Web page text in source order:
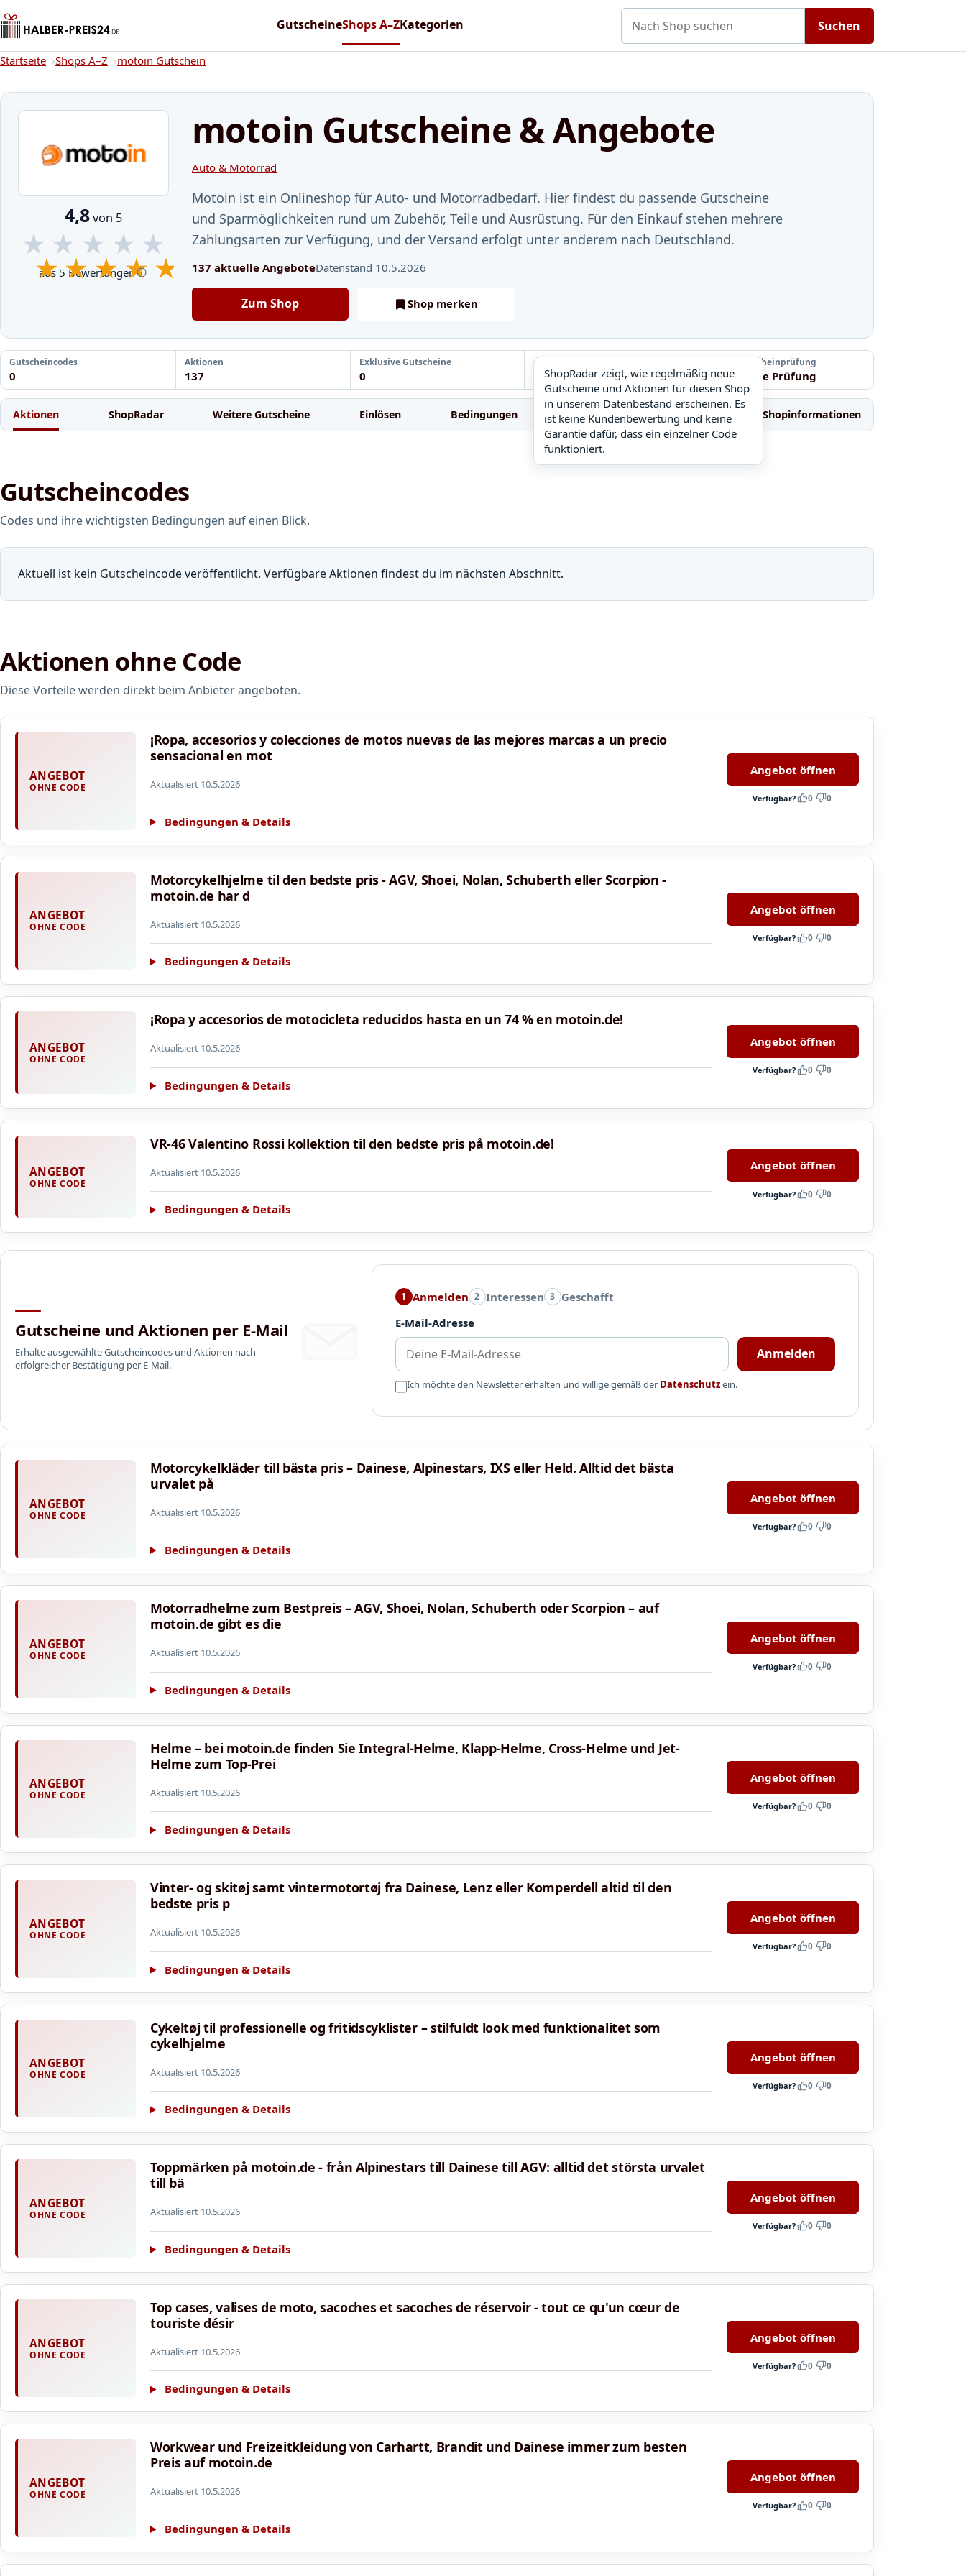
Startseite
GutscheineShops A–ZKategorien
Nach Shop suchen
Suchen
Startseite Shops A–Z motoin Gutschein
4,8von 5
★
★
★
★
★
★
★
★
★
★
aus 5 Bewertungen
motoin Gutscheine & Angebote
Auto & Motorrad
Motoin ist ein Onlineshop für Auto- und Motorradbedarf. Hier findest du passende Gutscheine
und Sparmöglichkeiten rund um Zubehör, Teile und Ausrüstung. Für den Einkauf stehen mehrere
Zahlungsarten zur Verfügung, und der Versand erfolgt unter anderem nach Deutschland.
137 aktuelle AngeboteDatenstand 10.5.2026
Zum Shop Shop merken
Gutscheincodes
0
Aktionen
137
Exklusive Gutscheine
0
ShopRadar
noch keine Daten
ShopRadar zeigt, wie regelmäßig neue
Gutscheine und Aktionen für diesen Shop
in unserem Datenbestand erscheinen. Es
ist keine Kundenbewertung und keine
Garantie dafür, dass ein einzelner Code
funktioniert.
Letzte Gutscheinprüfung
Noch keine Prüfung
Aktionen ShopRadar Weitere Gutscheine Einlösen Bedingungen FAQ Ähnliche Shops Shopinformationen
Gutscheincodes
Codes und ihre wichtigsten Bedingungen auf einen Blick.
Aktuell ist kein Gutscheincode veröffentlicht. Verfügbare Aktionen findest du im nächsten Abschnitt.
Aktionen ohne Code
Diese Vorteile werden direkt beim Anbieter angeboten.
ANGEBOT
OHNE CODE
¡Ropa, accesorios y colecciones de motos nuevas de las mejores marcas a un precio
sensacional en mot
Aktualisiert 10.5.2026
Bedingungen & Details
Angebot öffnen
Verfügbar? 0 0
ANGEBOT
OHNE CODE
Motorcykelhjelme til den bedste pris - AGV, Shoei, Nolan, Schuberth eller Scorpion -
motoin.de har d
Aktualisiert 10.5.2026
Bedingungen & Details
Angebot öffnen
Verfügbar? 0 0
ANGEBOT
OHNE CODE
¡Ropa y accesorios de motocicleta reducidos hasta en un 74 % en motoin.de!
Aktualisiert 10.5.2026
Bedingungen & Details
Angebot öffnen
Verfügbar? 0 0
ANGEBOT
OHNE CODE
VR-46 Valentino Rossi kollektion til den bedste pris på motoin.de!
Aktualisiert 10.5.2026
Bedingungen & Details
Angebot öffnen
Verfügbar? 0 0
Gutscheine und Aktionen per E-Mail
Erhalte ausgewählte Gutscheincodes und Aktionen nach
erfolgreicher Bestätigung per E-Mail.
1 Anmelden 2 Interessen 3 Geschafft
E-Mail-Adresse
Anmelden
Ich möchte den Newsletter erhalten und willige gemäß der Datenschutzein.
ANGEBOT
OHNE CODE
Motorcykelkläder till bästa pris – Dainese, Alpinestars, IXS eller Held. Alltid det bästa
urvalet på
Aktualisiert 10.5.2026
Bedingungen & Details
Angebot öffnen
Verfügbar? 0 0
ANGEBOT
OHNE CODE
Motorradhelme zum Bestpreis – AGV, Shoei, Nolan, Schuberth oder Scorpion – auf
motoin.de gibt es die
Aktualisiert 10.5.2026
Bedingungen & Details
Angebot öffnen
Verfügbar? 0 0
ANGEBOT
OHNE CODE
Helme – bei motoin.de finden Sie Integral-Helme, Klapp-Helme, Cross-Helme und Jet-
Helme zum Top-Prei
Aktualisiert 10.5.2026
Bedingungen & Details
Angebot öffnen
Verfügbar? 0 0
ANGEBOT
OHNE CODE
Vinter- og skitøj samt vintermotortøj fra Dainese, Lenz eller Komperdell altid til den
bedste pris p
Aktualisiert 10.5.2026
Bedingungen & Details
Angebot öffnen
Verfügbar? 0 0
ANGEBOT
OHNE CODE
Cykeltøj til professionelle og fritidscyklister – stilfuldt look med funktionalitet som
cykelhjelme
Aktualisiert 10.5.2026
Bedingungen & Details
Angebot öffnen
Verfügbar? 0 0
ANGEBOT
OHNE CODE
Toppmärken på motoin.de - från Alpinestars till Dainese till AGV: alltid det största urvalet
till bä
Aktualisiert 10.5.2026
Bedingungen & Details
Angebot öffnen
Verfügbar? 0 0
ANGEBOT
OHNE CODE
Top cases, valises de moto, sacoches et sacoches de réservoir - tout ce qu'un cœur de
touriste désir
Aktualisiert 10.5.2026
Bedingungen & Details
Angebot öffnen
Verfügbar? 0 0
ANGEBOT
OHNE CODE
Workwear und Freizeitkleidung von Carhartt, Brandit und Dainese immer zum besten
Preis auf motoin.de
Aktualisiert 10.5.2026
Bedingungen & Details
Angebot öffnen
Verfügbar? 0 0